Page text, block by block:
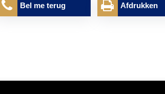
Bel me terug Afdrukken